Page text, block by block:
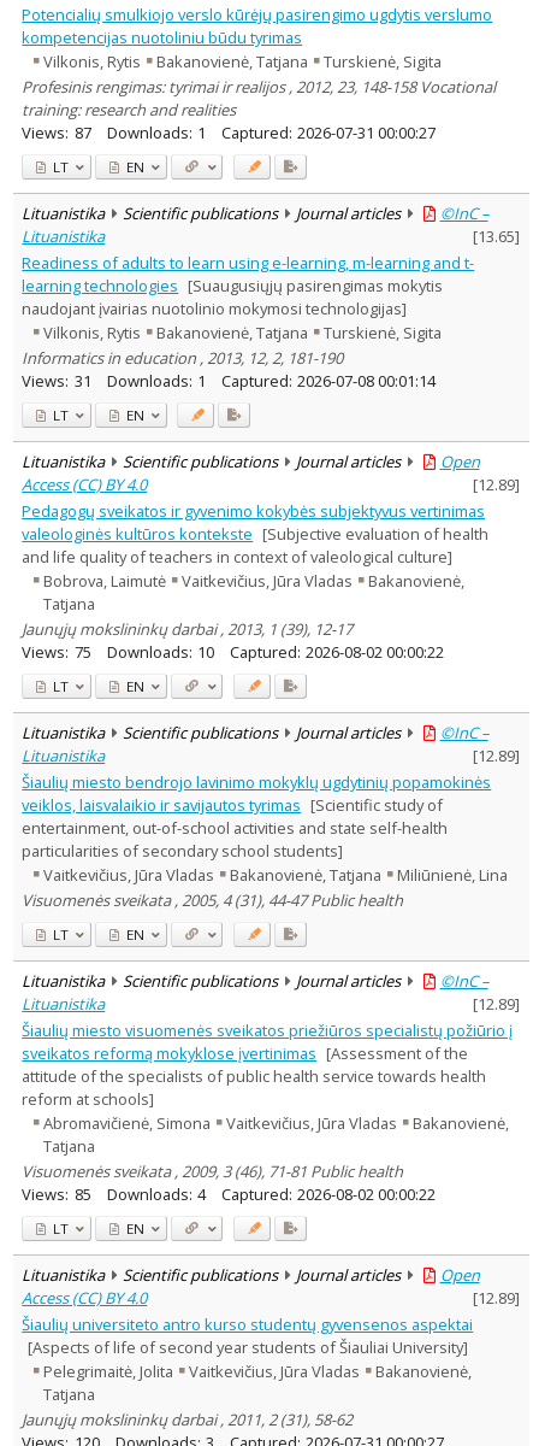
Potencialių smulkiojo verslo kūrėjų pasirengimo ugdytis verslumo
kompetencijas nuotoliniu būdu tyrimas
Vilkonis, Rytis
Bakanovienė, Tatjana
Turskienė, Sigita
Profesinis rengimas: tyrimai ir realijos , 2012, 23, 148-158 Vocational
training: research and realities
Views: 87 Downloads: 1 Captured: 2026-07-31 00:00:27
LT EN
Lituanistika Scientific publications Journal articles
©InC –
Lituanistika
[13.65]
Readiness of adults to learn using e-learning, m-learning and t-
learning technologies [Suaugusiųjų pasirengimas mokytis
naudojant įvairias nuotolinio mokymosi technologijas]
Vilkonis, Rytis
Bakanovienė, Tatjana
Turskienė, Sigita
Informatics in education , 2013, 12, 2, 181-190
Views: 31 Downloads: 1 Captured: 2026-07-08 00:01:14
LT EN
Lituanistika Scientific publications Journal articles
Open
Access (CC) BY 4.0
[12.89]
Pedagogų sveikatos ir gyvenimo kokybės subjektyvus vertinimas
valeologinės kultūros kontekste [Subjective evaluation of health
and life quality of teachers in context of valeological culture]
Bobrova, Laimutė
Vaitkevičius, Jūra Vladas
Bakanovienė,
Tatjana
Jaunųjų mokslininkų darbai , 2013, 1 (39), 12-17
Views: 75 Downloads: 10 Captured: 2026-08-02 00:00:22
LT EN
Lituanistika Scientific publications Journal articles
©InC –
Lituanistika
[12.89]
Šiaulių miesto bendrojo lavinimo mokyklų ugdytinių popamokinės
veiklos, laisvalaikio ir savijautos tyrimas [Scientific study of
entertainment, out-of-school activities and state self-health
particularities of secondary school students]
Vaitkevičius, Jūra Vladas
Bakanovienė, Tatjana
Miliūnienė, Lina
Visuomenės sveikata , 2005, 4 (31), 44-47 Public health
LT EN
Lituanistika Scientific publications Journal articles
©InC –
Lituanistika
[12.89]
Šiaulių miesto visuomenės sveikatos priežiūros specialistų požiūrio į
sveikatos reformą mokyklose įvertinimas [Assessment of the
attitude of the specialists of public health service towards health
reform at schools]
Abromavičienė, Simona
Vaitkevičius, Jūra Vladas
Bakanovienė,
Tatjana
Visuomenės sveikata , 2009, 3 (46), 71-81 Public health
Views: 85 Downloads: 4 Captured: 2026-08-02 00:00:22
LT EN
Lituanistika Scientific publications Journal articles
Open
Access (CC) BY 4.0
[12.89]
Šiaulių universiteto antro kurso studentų gyvensenos aspektai
[Aspects of life of second year students of Šiauliai University]
Pelegrimaitė, Jolita
Vaitkevičius, Jūra Vladas
Bakanovienė,
Tatjana
Jaunųjų mokslininkų darbai , 2011, 2 (31), 58-62